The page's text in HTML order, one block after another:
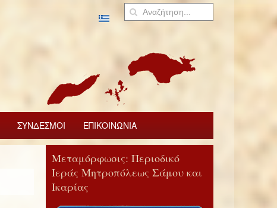
ΣΥΝΔΕΣΜΟΙ ΕΠΙΚΟΙΝΩΝΙΑ
Μεταμόρφωσις: Περιοδικό
Ιεράς Μητροπόλεως Σάμου και
Ικαρίας